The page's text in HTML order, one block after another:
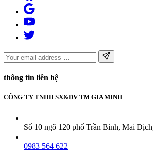
thông tin liên hệ
CÔNG TY TNHH SX&DV TM GIA MINH
Số 10 ngõ 120 phố Trần Bình, Mai
0983 564 622